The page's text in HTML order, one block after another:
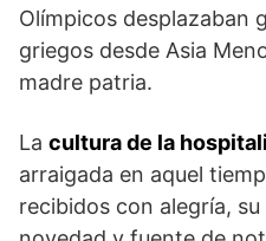
Olímpicos desplazaban
griegos desde Asia
madre patria.
La cultura de la
arraigada en aquel
recibidos con alegría,